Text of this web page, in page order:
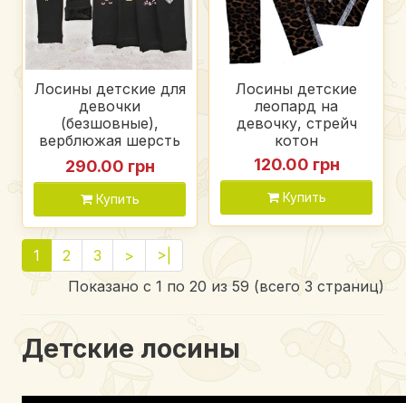
Лосины детские для
девочки
(безшовные),
верблюжая шерсть
(мех)
290.00 грн
Купить
Лосины детские
леопард на
девочку, стрейч
котон
120.00 грн
Купить
1 2 3 >
>|
Показано с 1 по 20 из 59 (всего 3 страниц)
Детские лосины